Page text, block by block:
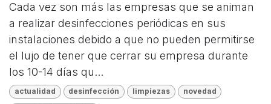
Cada vez son más las empresas que se animan
a realizar desinfecciones periódicas en sus
instalaciones debido a que no pueden permitirse
el lujo de tener que cerrar su empresa durante
los 10-14 días qu...
actualidad desinfección limpiezas novedad